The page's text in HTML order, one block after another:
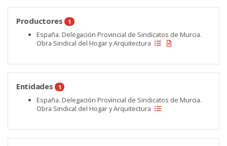
Productores 1
España. Delegación Provincial de Sindicatos de Murcia.
Obra Sindical del Hogar y Arquitectura
Entidades 1
España. Delegación Provincial de Sindicatos de Murcia.
Obra Sindical del Hogar y Arquitectura